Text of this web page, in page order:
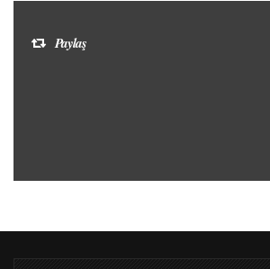
Paylaş